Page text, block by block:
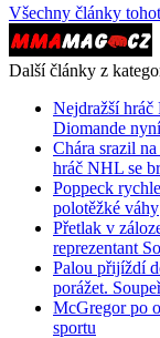
Všechny články
Další články z
Nejdražší
Diomande
Chára srazil
hráč NHL se
Poppeck
polotěžké váhy
Přetlak v
reprezentant
Palou přijíždí
porážet.
McGregor po
sportu